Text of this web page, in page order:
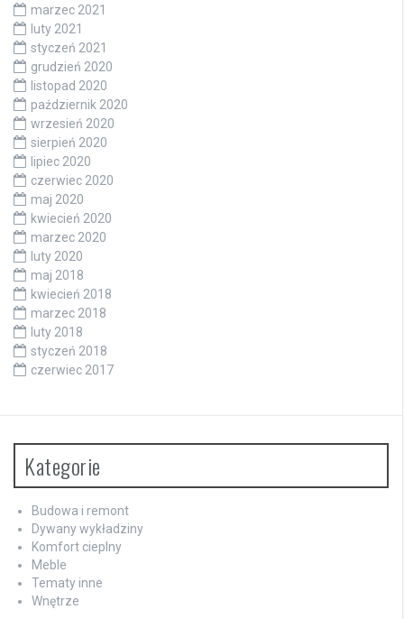
marzec 2021
luty 2021
styczeń 2021
grudzień 2020
listopad 2020
październik 2020
wrzesień 2020
sierpień 2020
lipiec 2020
czerwiec 2020
maj 2020
kwiecień 2020
marzec 2020
luty 2020
maj 2018
kwiecień 2018
marzec 2018
luty 2018
styczeń 2018
czerwiec 2017
Kategorie
Budowa i remont
Dywany wykładziny
Komfort cieplny
Meble
Tematy inne
Wnętrze